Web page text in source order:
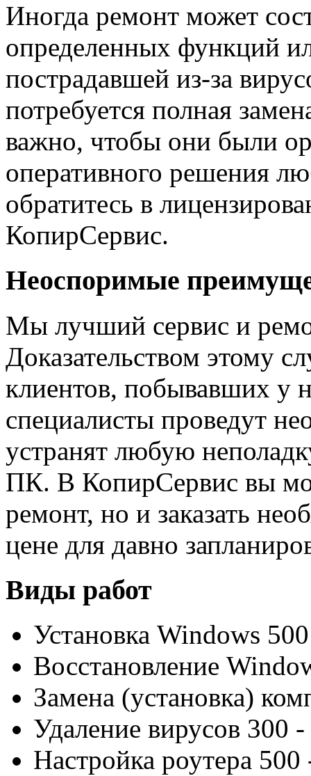
Иногда ремонт может
определенных функций
пострадавшей из-за
потребуется полная
важно, чтобы они были
оперативного решения
обратитесь в
КопирСервис.
Неоспоримые
Мы лучший сервис и
Доказательством этому
клиентов, побывавших у
специалисты проведут
устранят любую
ПК. В КопирСервис вы
ремонт, но и заказать
цене для давно
Виды работ
Установка Windows
Восстановление
Замена (установка)
Удаление вирусов 300
Настройка роутера